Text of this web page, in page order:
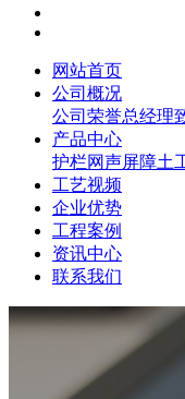
网站首页
公司概况
公司荣誉总经理
产品中心
护栏网声屏障土
工艺视频
企业优势
工程案例
资讯中心
联系我们